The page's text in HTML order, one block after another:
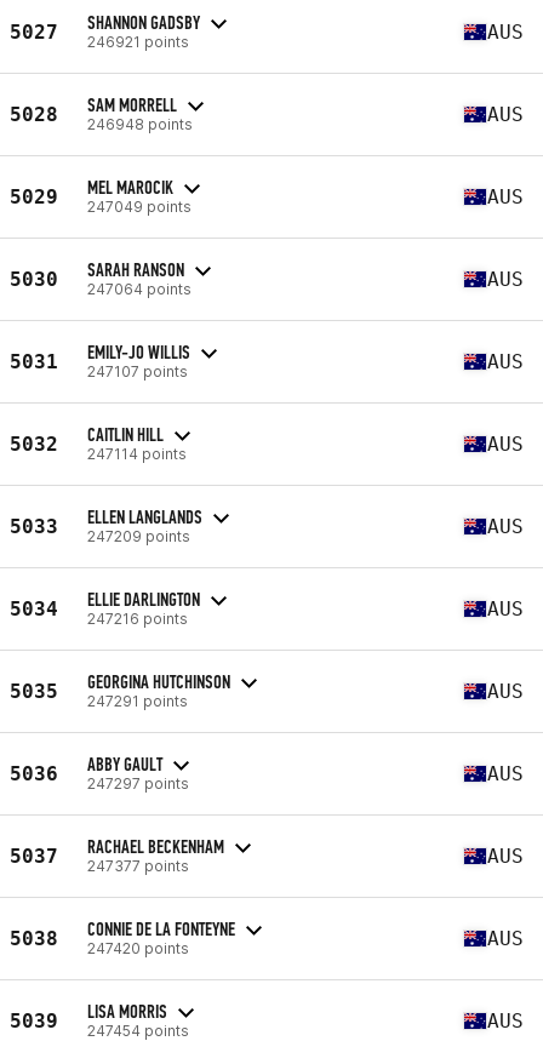
5027 SHANNON GADSBY
246921 points AUS
5028 SAM MORRELL
246948 points AUS
5029 MEL MAROCIK
247049 points AUS
5030 SARAH RANSON
247064 points AUS
5031 EMILY-JO WILLIS
247107 points AUS
5032 CAITLIN HILL
247114 points AUS
5033 ELLEN LANGLANDS
247209 points AUS
5034 ELLIE DARLINGTON
247216 points AUS
5035 GEORGINA HUTCHINSON
247291 points AUS
5036 ABBY GAULT
247297 points AUS
5037 RACHAEL BECKENHAM
247377 points AUS
5038 CONNIE DE LA FONTEYNE
247420 points AUS
5039 LISA MORRIS
247454 points AUS